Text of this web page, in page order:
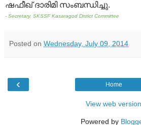
ഷഫീഖ് ദാരിമി സംബന്ധിച്ചു.
- Secretary, SKSSF Kasaragod Distict Committee
Posted on Wednesday, July 09, 2014
‹ Home
View web version
Powered by